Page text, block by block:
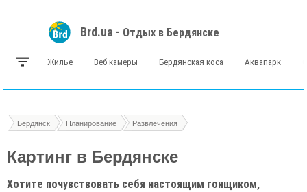
Brd.ua - Отдых в Бердянске
Жилье Веб камеры Бердянская коса Аквапарк
Бердянск Планирование Развлечения
Картинг в Бердянске
Хотите почувствовать себя настоящим гонщиком,